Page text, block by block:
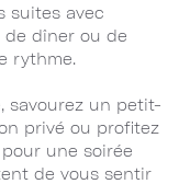
suites avec
dîner ou de
rythme.
savourez un petit-
privé ou profitez
une soirée
de vous sentir